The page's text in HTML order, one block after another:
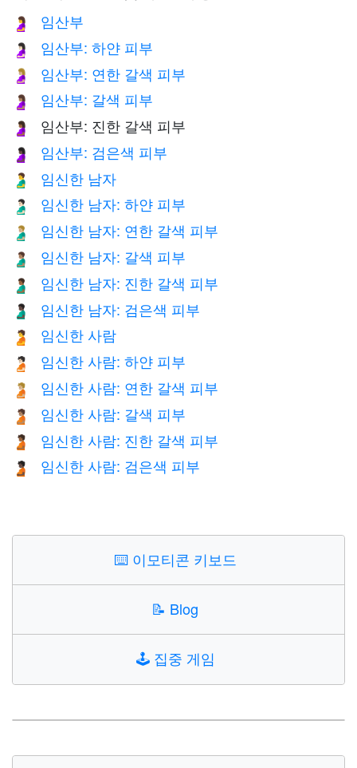
🤰 임산부
🤰🏻 임산부: 하얀 피부
🤰🏼 임산부: 연한 갈색 피부
🤰🏽 임산부: 갈색 피부
🤰🏾 임산부: 진한 갈색 피부
🤰🏿 임산부: 검은색 피부
🫃 임신한 남자
🫃🏻 임신한 남자: 하얀 피부
🫃🏼 임신한 남자: 연한 갈색 피부
🫃🏽 임신한 남자: 갈색 피부
🫃🏾 임신한 남자: 진한 갈색 피부
🫃🏿 임신한 남자: 검은색 피부
🫄 임신한 사람
🫄🏻 임신한 사람: 하얀 피부
🫄🏼 임신한 사람: 연한 갈색 피부
🫄🏽 임신한 사람: 갈색 피부
🫄🏾 임신한 사람: 진한 갈색 피부
🫄🏿 임신한 사람: 검은색 피부
⌨️ 이모티콘 키보드
📝 Blog
🕹️ 집중 게임